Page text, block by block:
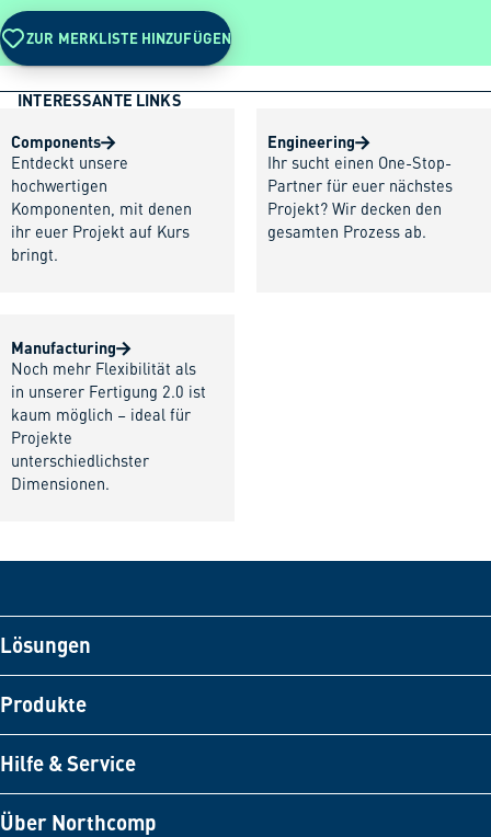
ZUR MERKLISTE HINZUFÜGEN
INTERESSANTE LINKS
Components
Entdeckt unsere
hochwertigen
Komponenten, mit denen
ihr euer Projekt auf Kurs
bringt.
Engineering
Ihr sucht einen One-Stop-
Partner für euer nächstes
Projekt? Wir decken den
gesamten Prozess ab.
Manufacturing
Noch mehr Flexibilität als
in unserer Fertigung 2.0 ist
kaum möglich – ideal für
Projekte
unterschiedlichster
Dimensionen.
Lösungen
Produkte
Hilfe & Service
Über Northcomp